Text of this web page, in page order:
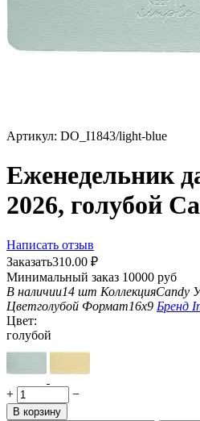
Артикул: DO_I1843/light-blue
Еженедельник
2026, голубой
Написать отзыв
Заказать310.00 ₽
Минимальный заказ 10000 руб
В наличии14 шт КоллекцияCandy
Цветголубой Формат16x9 Бренд
Цвет:
голубой
+ −
В корзину